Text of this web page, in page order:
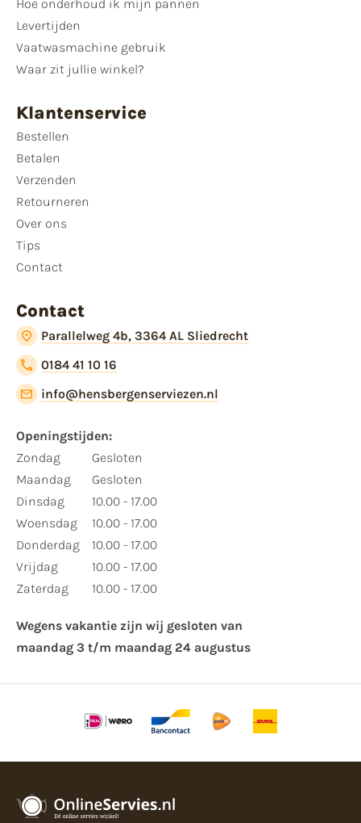
Hoe onderhoud ik mijn pannen
Levertijden
Vaatwasmachine gebruik
Waar zit jullie winkel?
Klantenservice
Bestellen
Betalen
Verzenden
Retourneren
Over ons
Tips
Contact
Contact
Parallelweg 4b, 3364 AL Sliedrecht
0184 41 10 16
info@hensbergenserviezen.nl
Openingstijden:​
​Zondag
Maandag
Dinsdag
Woensdag
Donderdag
Vrijdag
Zaterdag
Gesloten
Gesloten
10.00 - 17.00
10.00 - 17.00
10.00 - 17.00
10.00 - 17.00
10.00 - 17.00
Wegens vakantie zijn wij gesloten van ​
maandag 3 t/m maandag 24 augustus